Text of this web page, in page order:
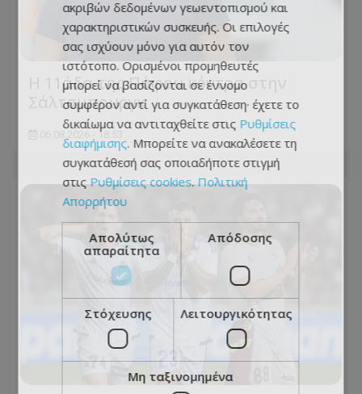
Η 11άδα της Πάφου κόντρα στην
Σάλτσμπουργκ
06.08.2026 - 18:53
ακριβών δεδομένων γεωεντοπισμού και
χαρακτηριστικών συσκευής. Οι επιλογές
σας ισχύουν μόνο για αυτόν τον
ιστότοπο. Ορισμένοι προμηθευτές
μπορεί να βασίζονται σε έννομο
συμφέρον αντί για συγκατάθεση· έχετε το
δικαίωμα να αντιταχθείτε στις Ρυθμίσεις
διαφήμισης. Μπορείτε να ανακαλέσετε τη
συγκατάθεσή σας οποιαδήποτε στιγμή
στις Ρυθμίσεις cookies. Πολιτική
Απορρήτου
Απολύτως
απαραίτητα
Απόδοσης
Στόχευσης Λειτουργικότητας
Μη ταξινομημένα